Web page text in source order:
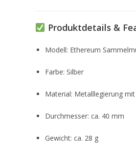
Produktdetails &
Modell: Ethereum
Farbe: Silber
Material: Metalllegierung
Durchmesser: ca. 40 mm
Gewicht: ca. 28 g